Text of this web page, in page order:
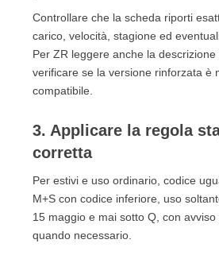
Controllare che la scheda riporti
carico, velocità, stagione ed
Per ZR leggere anche la descrizione
verificare se la versione rinforzata è
compatibile.
3. Applicare la regola
corretta
Per estivi e uso ordinario, codice
M+S con codice inferiore, uso
15 maggio e mai sotto Q, con avviso
quando necessario.